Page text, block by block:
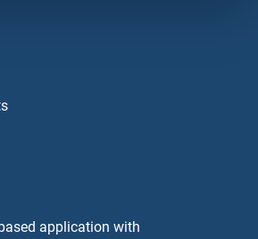
2 ELISA Kits
1 ELISA Kits
application with